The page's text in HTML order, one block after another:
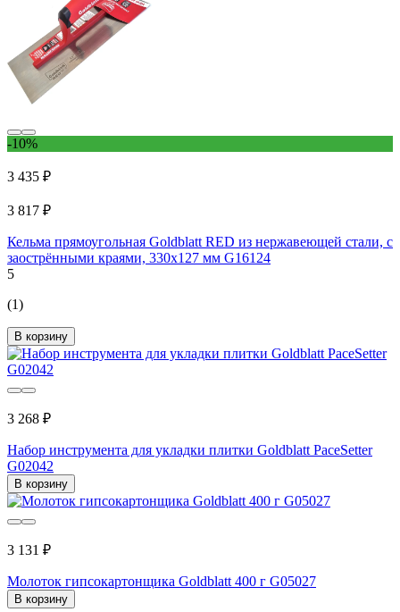
-10%
3 435 ₽
3 817 ₽
Кельма прямоугольная Goldblatt RED из нержавеющей стали, с
заострёнными краями, 330х127 мм G16124
5
(1)
В корзину
3 268 ₽
Набор инструмента для укладки плитки Goldblatt PaceSetter
G02042
В корзину
3 131 ₽
Молоток гипсокартонщика Goldblatt 400 г G05027
В корзину